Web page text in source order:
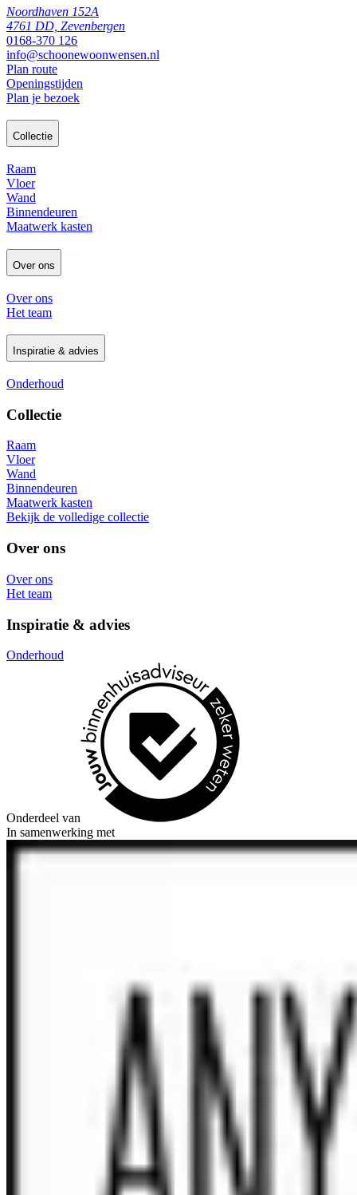
Noordhaven 152A
4761 DD, Zevenbergen
0168-370 126
info@schoonewoonwensen.nl
Plan route
Openingstijden
Plan je bezoek
Collectie
Raam
Vloer
Wand
Binnendeuren
Maatwerk kasten
Over ons
Over ons
Het team
Inspiratie & advies
Onderhoud
Collectie
Raam
Vloer
Wand
Binnendeuren
Maatwerk kasten
Bekijk de volledige collectie
Over ons
Over ons
Het team
Inspiratie & advies
Onderhoud
Onderdeel van
In samenwerking met